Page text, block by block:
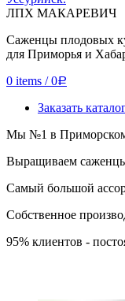
ЛПХ МАКАРЕВИЧ
Саженцы плодовых
для Приморья и
0 items / 0Р
Заказать
Мы №1 в
Выращиваем саженцы
Самый большой
Собственное
95% клиентов -